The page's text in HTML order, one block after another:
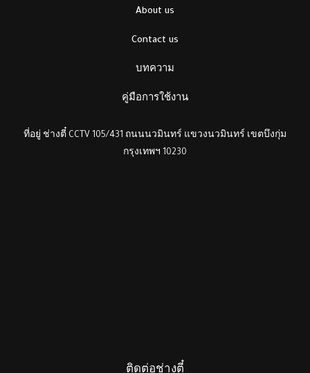
About us
Contact us
บทความ
คู่มือการใช้งาน
ที่อยู่ ช่างตี๋ CCTV 105/431 ถนนนวมินทร์ แขวงนวมินทร์ เขตบึงกุ่ม
กรุงเทพฯ 10230